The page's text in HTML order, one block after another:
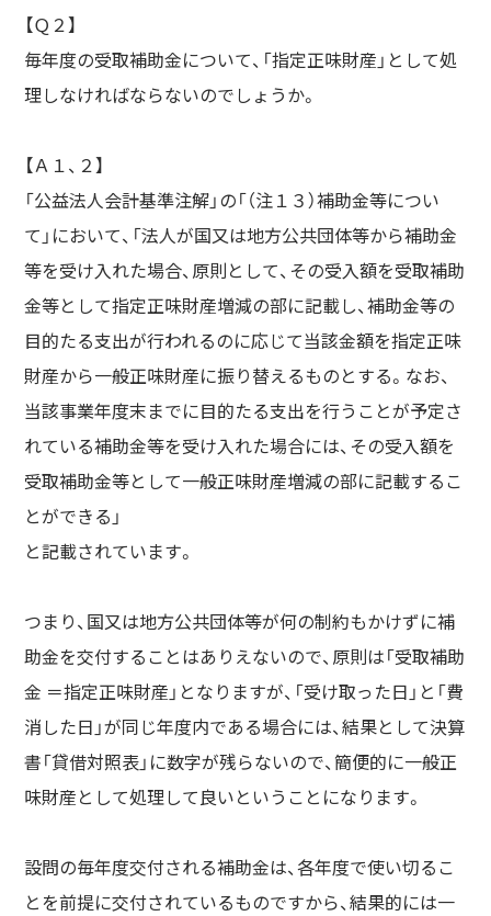
【Ｑ２】
毎年度の受取補助金について、「指定正味財産」として処
理しなければならないのでしょうか。
【Ａ１、２】
「公益法人会計基準注解」の「（注１３）補助金等につい
て」において、 「法人が国又は地方公共団体等から補助金
等を受け入れた場合、原則として、その受入額を受取補助
金等として指定正味財産増減の部に記載し、補助金等の
目的たる支出が行われるのに応じて当該金額を指定正味
財産から一般正味財産に振り替えるものとする。なお、
当該事業年度末までに目的たる支出を行うことが予定さ
れている補助金等を受け入れた場合には、その受入額を
受取補助金等として一般正味財産増減の部に記載するこ
とができる」
と記載されています。
つまり、国又は地方公共団体等が何の制約もかけずに補
助金を交付することはありえないので、原則は「受取補助
金 ＝指定正味財産」となりますが、「受け取った日」と「費
消した日」が同じ年度内である場合には、結果として決算
書「貸借対照表」に数字が残らないので、簡便的に一般正
味財産として処理して良いということになります。
設問の毎年度交付される補助金は、各年度で使い切るこ
とを前提に交付されているものですから、結果的には一